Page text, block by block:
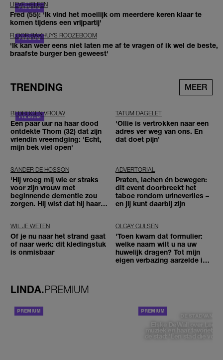
LIEVE HELEEN
Fred (55): 'Ik vind het moeilijk om meerdere keren klaar te
komen tijdens een vrijpartij'
FLOOR BAKHUYS ROOZEBOOM
'Ik kan weer eens niet laten me af te vragen of ik wel de beste,
braafste burger ben geweest'
TRENDING MEER
BEDROGEN VROUW
Een paar uur na haar dood
ontdekte Thom (32) dat zijn
vriendin vreemdging: 'Echt,
mijn bek viel open'
TATUM DAGELET
'Ollie is vertrokken naar een
adres ver weg van ons. En
dat doet pijn’
SANDER DE HOSSON
'Hij vroeg mij wie er straks
voor zijn vrouw met
beginnende dementie zou
zorgen. Hij wist dat hij haar
ADVERTORIAL
Praten, lachen én bewegen:
dit event doorbreekt het
taboe rondom urineverlies –
en jij kunt daarbij zijn
WIL JE WETEN
Of je nu naar het strand gaat
of naar werk: dit kledingstuk
is onmisbaar
OLCAY GULSEN
'Toen kwam dat formulier:
welke naam wilt u na uw
huwelijk dragen? Tot mijn
eigen verbazing aarzelde ik
LINDA.PREMIUM
DE STAD VAN
Elske DeWall over
muziek en haar favoriete
de stad: 'Een stad die